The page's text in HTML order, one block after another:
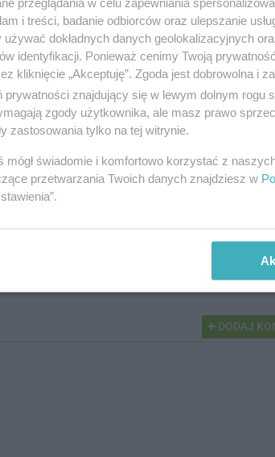
NASTĘPNY ARTYKUŁ
Najlepsze studia licencjackie 2026. Zobacz, które z
nich zapewnią...
Drukuj
DODAJ
i treści, badanie odbiorców oraz ulepszanie
dokładnych danych geolokalizacyjnych
identyfikacji. Ponieważ cenimy Twoją
kliknięcie „Akceptuję”. Zgoda jest dobrowolna i
znajdujący się w lewym dolnym rogu
zgody użytkownika, ale masz prawo
zastosowania tylko na tej witrynie.
świadomie i komfortowo korzystać z
przetwarzania Twoich danych znajdziesz w